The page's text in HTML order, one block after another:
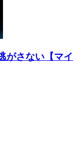
がさない【マイ